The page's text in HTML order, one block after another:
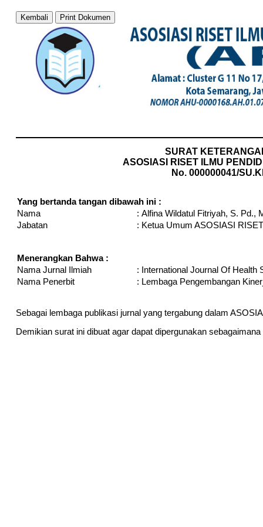
Kembali Print Dokumen
SURAT
ASOSIASI RISET ILMU
No. 000000041/
Yang bertanda tangan dibawah ini :
Nama
: Alfina Wildatul Fitriyah, S. Pd.,
Jabatan
: Ketua Umum ASOSIASI
Menerangkan Bahwa :
Nama Jurnal Ilmiah
:
International Journal Of Health
Nama Penerbit
: Lembaga Pengembangan
Sebagai lembaga publikasi jurnal yang tergabung dalam
Demikian surat ini dibuat agar dapat dipergunakan